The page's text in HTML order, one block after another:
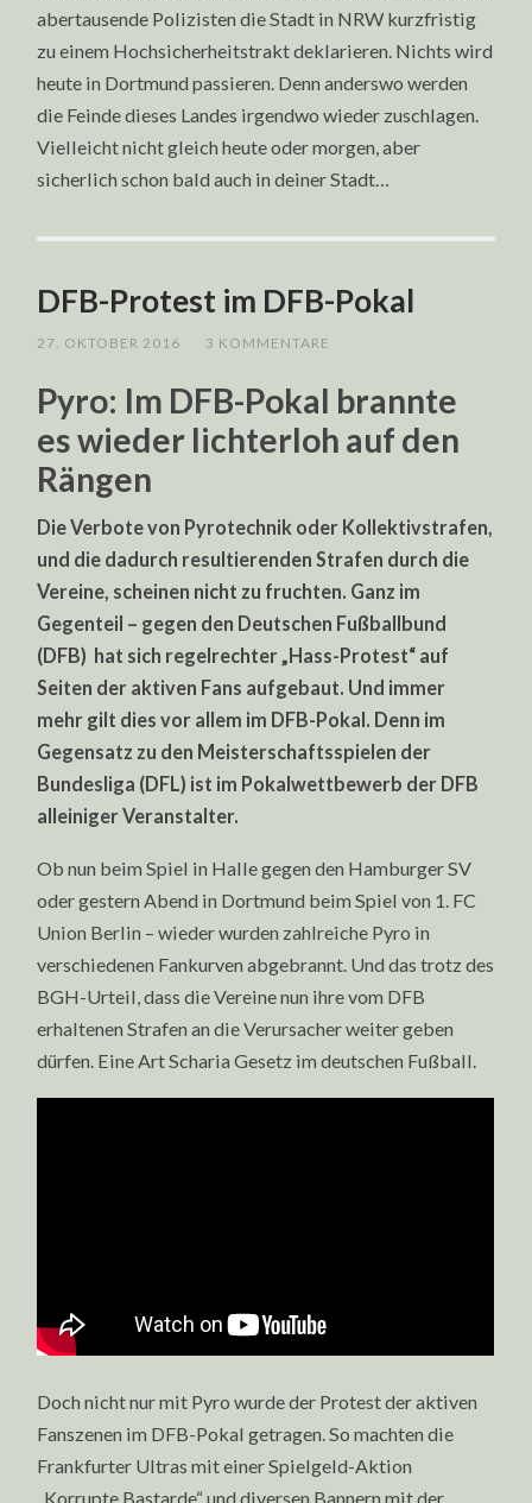
abertausende Polizisten die Stadt in NRW kurzfristig
zu einem Hochsicherheitstrakt deklarieren. Nichts wird
heute in Dortmund passieren. Denn anderswo werden
die Feinde dieses Landes irgendwo wieder zuschlagen.
Vielleicht nicht gleich heute oder morgen, aber
sicherlich schon bald auch in deiner Stadt…
DFB-Protest im DFB-Pokal
27. OKTOBER 2016 3 KOMMENTARE
Pyro: Im DFB-Pokal brannte
es wieder lichterloh auf den
Rängen
Die Verbote von Pyrotechnik oder Kollektivstrafen,
und die dadurch resultierenden Strafen durch die
Vereine, scheinen nicht zu fruchten. Ganz im
Gegenteil – gegen den Deutschen Fußballbund
(DFB) hat sich regelrechter „Hass-Protest“ auf
Seiten der aktiven Fans aufgebaut. Und immer
mehr gilt dies vor allem im DFB-Pokal. Denn im
Gegensatz zu den Meisterschaftsspielen der
Bundesliga (DFL) ist im Pokalwettbewerb der DFB
alleiniger Veranstalter.
Ob nun beim Spiel in Halle gegen den Hamburger SV
oder gestern Abend in Dortmund beim Spiel von 1. FC
Union Berlin – wieder wurden zahlreiche Pyro in
verschiedenen Fankurven abgebrannt. Und das trotz des
BGH-Urteil, dass die Vereine nun ihre vom DFB
erhaltenen Strafen an die Verursacher weiter geben
dürfen. Eine Art Scharia Gesetz im deutschen Fußball.
Doch nicht nur mit Pyro wurde der Protest der aktiven
Fanszenen im DFB-Pokal getragen. So machten die
Frankfurter Ultras mit einer Spielgeld-Aktion
„Korrupte Bastarde“ und diversen Bannern mit der